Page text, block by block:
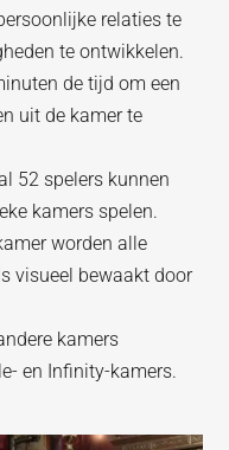
relaties te
te ontwikkelen.
de tijd om een
uit de kamer te
52 spelers kunnen
kamers spelen.
worden alle
visueel bewaakt door
kamers
en Infinity-kamers.